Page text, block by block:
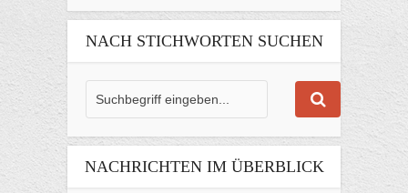
NACH STICHWORTEN SUCHEN
NACHRICHTEN IM ÜBERBLICK